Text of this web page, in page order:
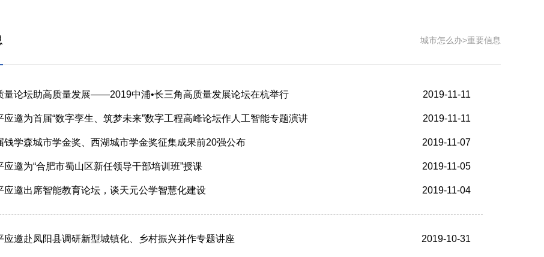
城市怎么办>重要信息
量论坛助高质量发展——2019中浦•长三角高质量发展论坛在杭举行 2019-11-11
应邀为首届“数字孪生、筑梦未来”数字工程高峰论坛作人工智能专题演讲 2019-11-11
钱学森城市学金奖、西湖城市学金奖征集成果前20强公布 2019-11-07
应邀为“合肥市蜀山区新任领导干部培训班”授课 2019-11-05
应邀出席智能教育论坛，谈天元公学智慧化建设 2019-11-04
应邀赴凤阳县调研新型城镇化、乡村振兴并作专题讲座 2019-10-31